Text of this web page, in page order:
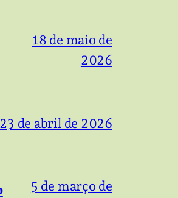
18 de maio de
2026
23 de abril de 2026
5 de março de